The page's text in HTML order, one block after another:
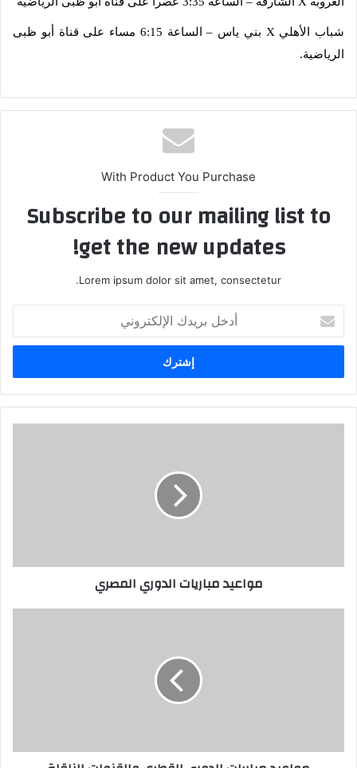
شباب الأهلي X بني ياس – الساعة 6:15 مساء على قناة أبو ظبى
الرياضية.
With Product You Purchase
Subscribe to our mailing list to
get the new updates!
Lorem ipsum dolor sit amet, consectetur.
بريدك
الإلكتروني
مواعيد مباريات الدوري المصري